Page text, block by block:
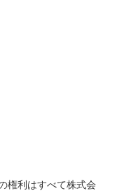
権利はすべて株式会